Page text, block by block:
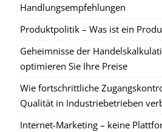
Handlungsempfehlungen
Produktpolitik – Was ist ein
Geheimnisse der
optimieren Sie Ihre Preise
Wie fortschrittliche
Qualität in Industriebetrieben
Internet-Marketing – keine